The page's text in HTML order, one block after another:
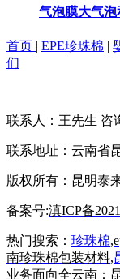
气泡膜大气
首页 | EPE珍珠棉 |
们
联系人：王先生 咨
联系地址：云南省
版权所有：昆明泰
备案号:滇ICP备
热门搜索： 珍珠棉,
南珍珠棉包装材料,
业务面向全云南：